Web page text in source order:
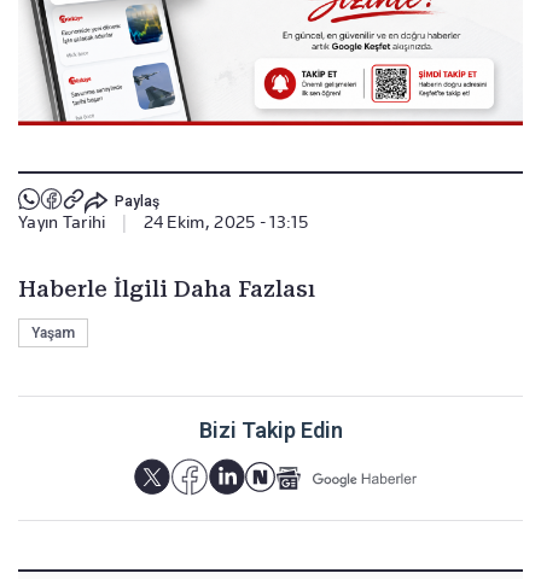
Paylaş
Yayın Tarihi 24 Ekim, 2025 - 13:15
Haberle İlgili Daha Fazlası
Yaşam
Bizi Takip Edin